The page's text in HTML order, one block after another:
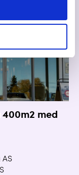
400m2 med